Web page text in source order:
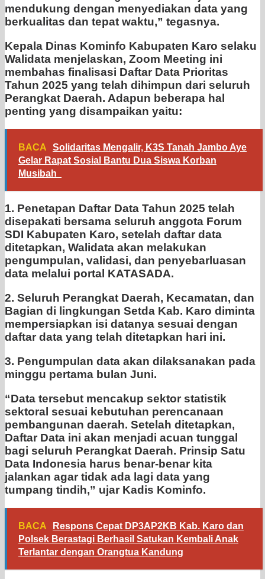
mendukung dengan menyediakan data yang
berkualitas dan tepat waktu,” tegasnya.
Kepala Dinas Kominfo Kabupaten Karo selaku
Walidata menjelaskan, Zoom Meeting ini
membahas finalisasi Daftar Data Prioritas
Tahun 2025 yang telah dihimpun dari seluruh
Perangkat Daerah. Adapun beberapa hal
penting yang disampaikan yaitu:
BACA
Solidaritas Mengalir, K3S Tanah Jambo Aye
Gelar Rapat Sosial Bantu Dua Siswa Korban
Musibah
1. Penetapan Daftar Data Tahun 2025 telah
disepakati bersama seluruh anggota Forum
SDI Kabupaten Karo, setelah daftar data
ditetapkan, Walidata akan melakukan
pengumpulan, validasi, dan penyebarluasan
data melalui portal KATASADA.
2. ⁠Seluruh Perangkat Daerah, Kecamatan, dan
Bagian di lingkungan Setda Kab. Karo diminta
mempersiapkan isi datanya sesuai dengan
daftar data yang telah ditetapkan hari ini.
3. Pengumpulan data akan dilaksanakan pada
minggu pertama bulan Juni.
“Data tersebut mencakup sektor statistik
sektoral sesuai kebutuhan perencanaan
pembangunan daerah. Setelah ditetapkan,
Daftar Data ini akan menjadi acuan tunggal
bagi seluruh Perangkat Daerah. Prinsip Satu
Data Indonesia harus benar-benar kita
jalankan agar tidak ada lagi data yang
tumpang tindih,” ujar Kadis Kominfo.
BACA
Respons Cepat DP3AP2KB Kab. Karo dan
Polsek Berastagi Berhasil Satukan Kembali Anak
Terlantar dengan Orangtua Kandung